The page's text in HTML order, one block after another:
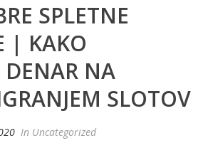
SPLETNE
| KAKO
NA
SLOTOV
In Uncategorized